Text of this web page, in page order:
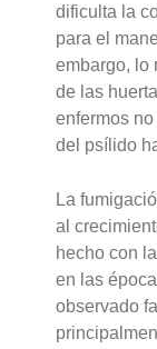
dificulta la
para el
embargo, lo
de las
enfermos
del psílido
La
al
hecho con
en las
observado